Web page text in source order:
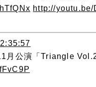
http://youtu.be/
月公演「Triangle